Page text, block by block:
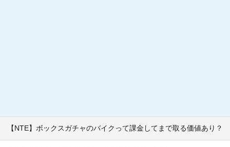
【NTE】ボックスガチャのバイクって課金してまで取る価値あり？